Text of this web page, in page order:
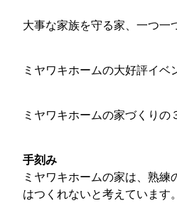
大事な家族を守る家、一つ一
ミヤワキホームの大好評イ
ミヤワキホームの家づくりの
手刻み
ミヤワキホームの家は、熟
はつくれないと考えています。